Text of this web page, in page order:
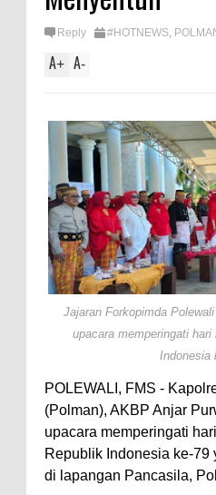
Reply #HOTNEWS,
A+ A-
Jajaran Forkopimda
upacara memperingati
Indonesia
POLEWALI, FMS -
(Polman), AKBP Anjar
upacara memperingati
Republik Indonesia ke-79
di lapangan Pancasila,